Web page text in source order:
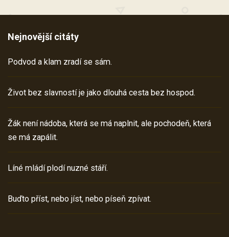
Nejnovější citáty
Podvod a klam zradí se sám.
Život bez slavností je jako dlouhá cesta bez hospod.
Žák není nádoba, která se má naplnit, ale pochodeň, která
se má zapálit.
Líné mládí plodí nuzné stáří.
Buďto příst, nebo jíst, nebo píseň zpívat.